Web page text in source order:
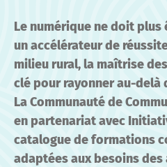
Le numérique ne doit plus
un accélérateur de
milieu rural, la maîtrise
clé pour rayonner au-delà
La Communauté de
en partenariat avec
catalogue de formations
adaptées aux besoins